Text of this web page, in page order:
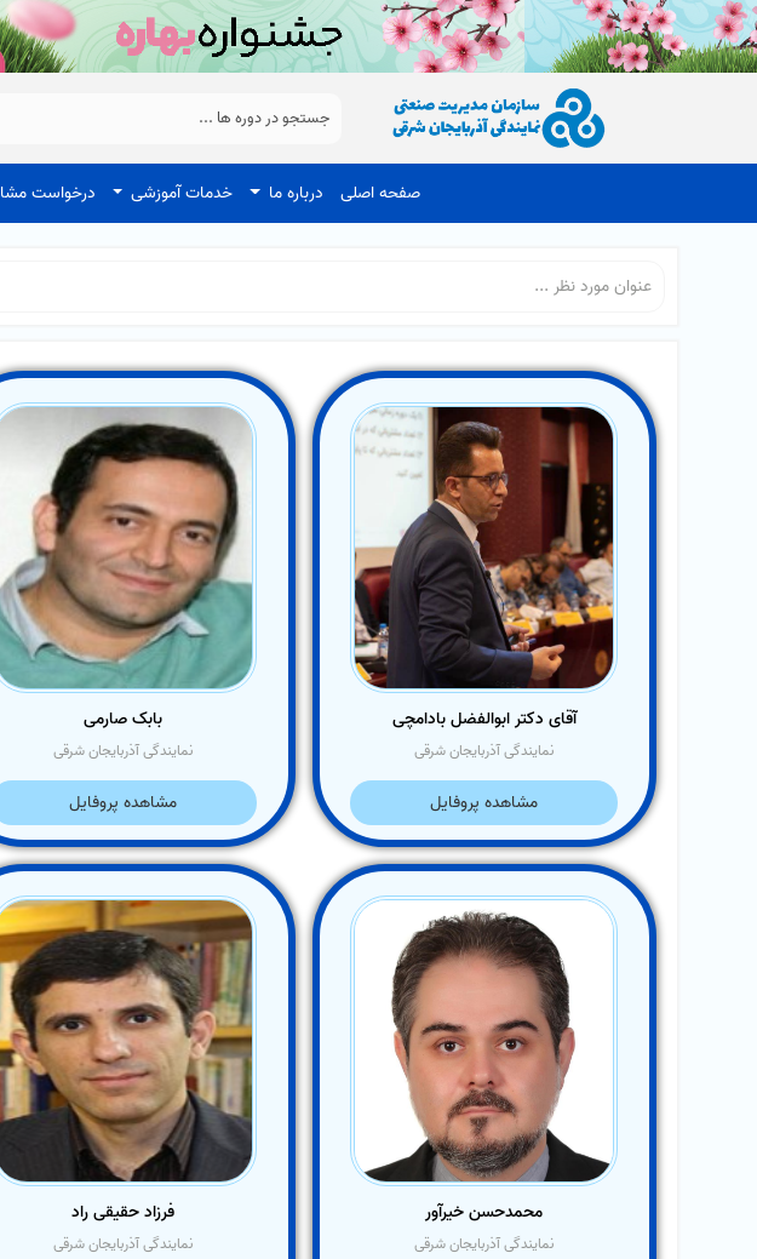
صفحه اصلی درباره ما خدمات آموزشی درخواست
آقای دکتر ابوالفضل بادامچی
نمایندگی آذربایجان شرقی
مشاهده پروفایل
بابک صارمی
نمایندگی آذربایجان شرقی
مشاهده پروفایل
محمدحسن خیرآور
نمایندگی آذربایجان شرقی
فرزاد حقیقی راد
نمایندگی آذربایجان شرقی